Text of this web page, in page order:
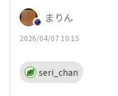
まりん
2026/04/07 10:15
seri_chan